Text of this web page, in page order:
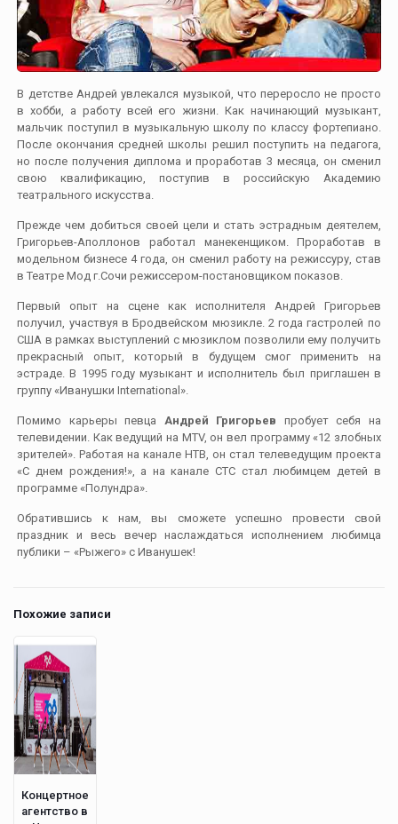
В детстве Андрей увлекался музыкой, что переросло не просто
в хобби, а работу всей его жизни. Как начинающий музыкант,
мальчик поступил в музыкальную школу по классу фортепиано.
После окончания средней школы решил поступить на педагога,
но после получения диплома и проработав 3 месяца, он сменил
свою квалификацию, поступив в российскую Академию
театрального искусства.
Прежде чем добиться своей цели и стать эстрадным деятелем,
Григорьев-Аполлонов работал манекенщиком. Проработав в
модельном бизнесе 4 года, он сменил работу на режиссуру, став
в Театре Мод г.Сочи режиссером-постановщиком показов.
Первый опыт на сцене как исполнителя Андрей Григорьев
получил, участвуя в Бродвейском мюзикле. 2 года гастролей по
США в рамках выступлений с мюзиклом позволили ему получить
прекрасный опыт, который в будущем смог применить на
эстраде. В 1995 году музыкант и исполнитель был приглашен в
группу «Иванушки International».
Помимо карьеры певца Андрей Григорьев пробует себя на
телевидении. Как ведущий на MTV, он вел программу «12 злобных
зрителей». Работая на канале НТВ, он стал телеведущим проекта
«С днем рождения!», а на канале СТС стал любимцем детей в
программе «Полундра».
Обратившись к нам, вы сможете успешно провести свой
праздник и весь вечер наслаждаться исполнением любимца
публики – «Рыжего» с Иванушек!
Похожие записи
Концертное
агентство в